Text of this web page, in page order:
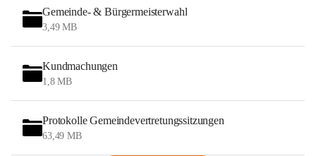
Gemeinde- & Bürgermeisterwahl
3,49 MB
Kundmachungen
1,8 MB
Protokolle Gemeindevertretungssitzungen
63,49 MB